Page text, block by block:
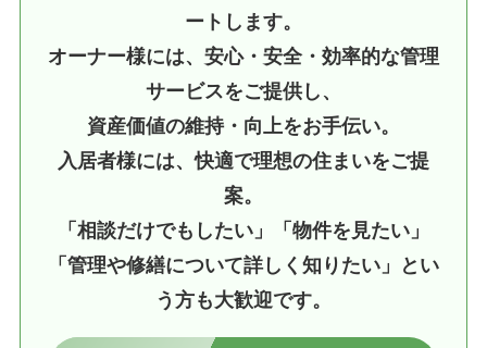
ートします。
オーナー様には、安心・安全・効率的な管理
サービスをご提供し、
資産価値の維持・向上をお手伝い。
入居者様には、快適で理想の住まいをご提
案。
「相談だけでもしたい」「物件を見たい」
「管理や修繕について詳しく知りたい」とい
う方も大歓迎です。